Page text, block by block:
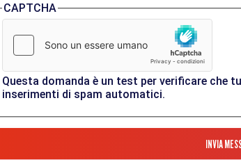
CAPTCHA
Questa domanda è un test per verificare che
inserimenti di spam automatici.